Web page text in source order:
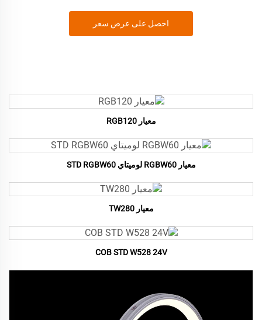
احصل على عرض سعر
معيار RGB120
معيار RGBW60 لوميتاي STD RGBW60
معيار TW280
COB STD W528 24V